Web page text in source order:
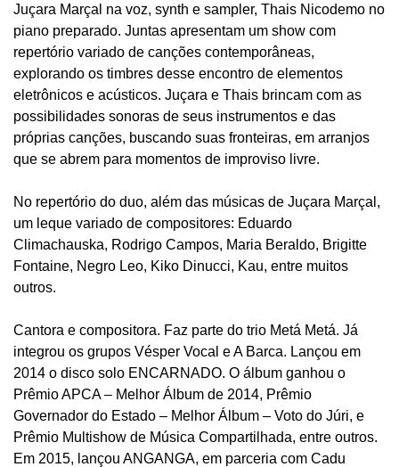
Juçara Marçal na voz, synth e sampler, Thais Nicodemo no
piano preparado. Juntas apresentam um show com
repertório variado de canções contemporâneas,
explorando os timbres desse encontro de elementos
eletrônicos e acústicos. Juçara e Thais brincam com as
possibilidades sonoras de seus instrumentos e das
próprias canções, buscando suas fronteiras, em arranjos
que se abrem para momentos de improviso livre.
No repertório do duo, além das músicas de Juçara Marçal,
um leque variado de compositores: Eduardo
Climachauska, Rodrigo Campos, Maria Beraldo, Brigitte
Fontaine, Negro Leo, Kiko Dinucci, Kau, entre muitos
outros.
Cantora e compositora. Faz parte do trio Metá Metá. Já
integrou os grupos Vésper Vocal e A Barca. Lançou em
2014 o disco solo ENCARNADO. O álbum ganhou o
Prêmio APCA – Melhor Álbum de 2014, Prêmio
Governador do Estado – Melhor Álbum – Voto do Júri, e
Prêmio Multishow de Música Compartilhada, entre outros.
Em 2015, lançou ANGANGA, em parceria com Cadu